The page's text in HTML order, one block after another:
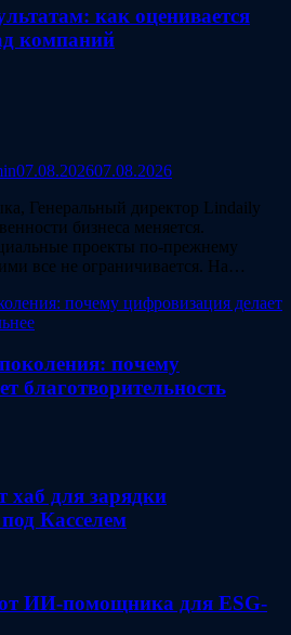
как оценивается
компаний
07.08.202607.08.2026
Генеральный директор Lindaily
бизнеса меняется.
проекты по-прежнему
все не ограничивается. На…
почему
благотворительность
хаб для зарядки
Касселем
ИИ‑помощника для ESG-